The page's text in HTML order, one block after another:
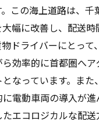
この海上道路は、千
幅に改善し、配送
ドライバーにとって
効率的に首都圏へア
なっています。また
電動車両の導入が進
エコロジカルな配